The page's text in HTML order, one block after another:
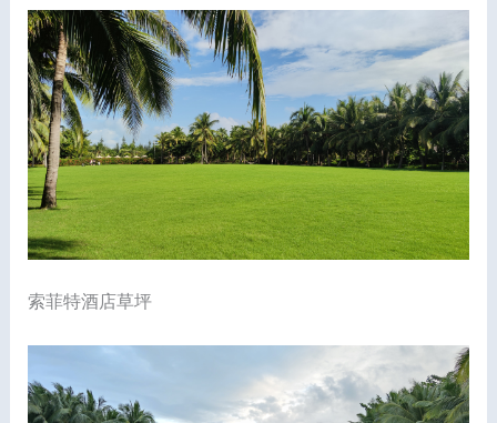
索菲特酒店草坪